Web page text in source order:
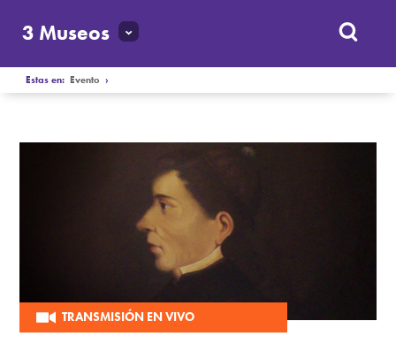
3 Museos
Estas en:Evento ›
TRANSMISIÓN EN VIVO